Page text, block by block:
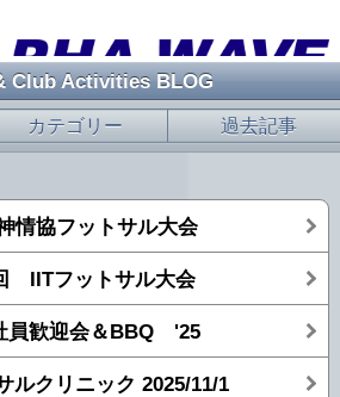
Club Activities BLOG
カテゴリー 過去記事
情協フットサル大会
IITフットサル大会
員歓迎会＆BBQ '25
ルクリニック 2025/11/1